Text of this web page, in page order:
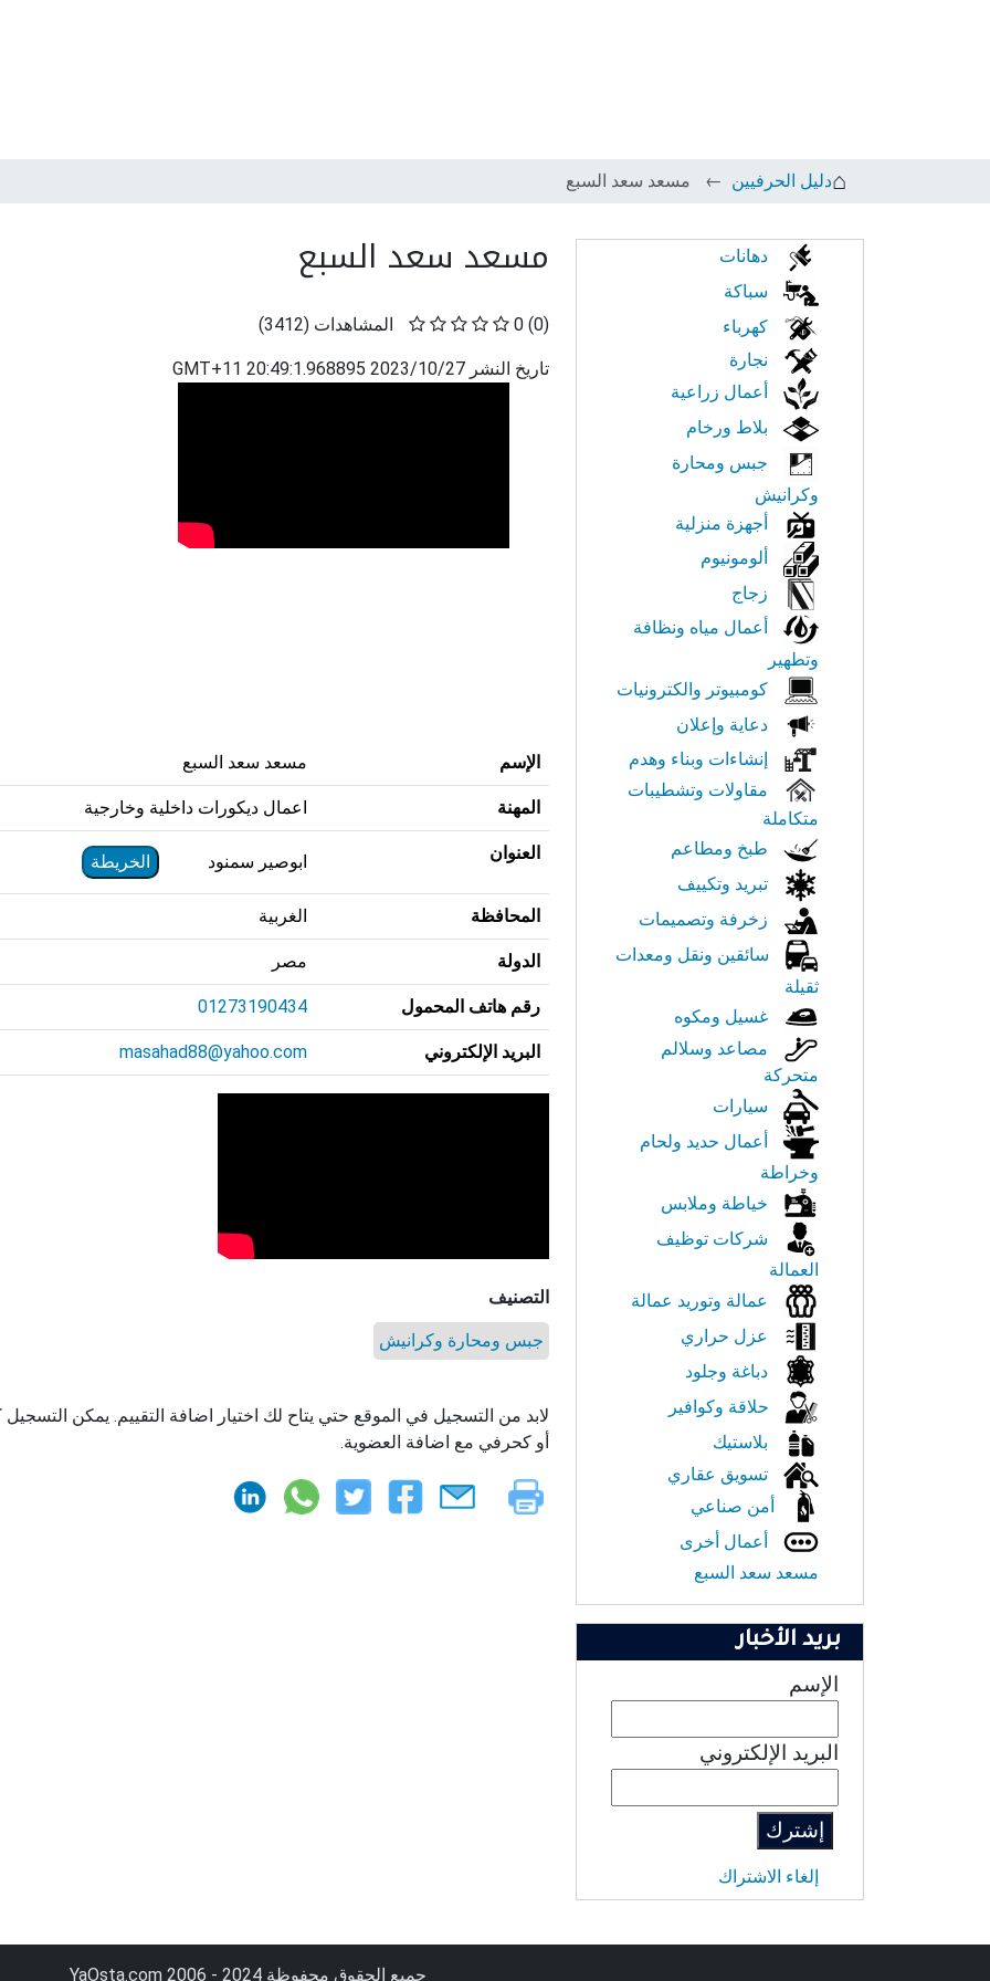
دليل الحرفيين مسعد سعد السبع
مسعد سعد السبع
(0)
0 المشاهدات (
3412
)
تاريخ النشر 2023/10/27 20:49:1.968895 GMT+11
الإسم مسعد سعد السبع
المهنة اعمال ديكورات داخلية وخارجية
العنوان ابوصير سمنود الخريطة
المحافظة الغربية
الدولة مصر
رقم هاتف المحمول 01273190434
البريد الإلكتروني masahad88@yahoo.com
التصنيف
جبس ومحارة وكرانيش
لابد من التسجيل في الموقع حتي يتاح لك اختيار اضافة التقييم. يمكن
أو كحرفي مع اضافة العضوية.
الابحار
النت
دهانات
سباكة
كهرباء
نجارة
أعمال زراعية
بلاط ورخام
جبس ومحارة
وكرانيش
أجهزة منزلية
ألومونيوم
زجاج
أعمال مياه ونظافة
وتطهير
كومبيوتر والكترونيات
دعاية وإعلان
إنشاءات وبناء وهدم
مقاولات وتشطيبات
متكاملة
طبخ ومطاعم
تبريد وتكييف
زخرفة وتصميمات
سائقين ونقل ومعدات
ثقيلة
غسيل ومكوه
مصاعد وسلالم
متحركة
سيارات
أعمال حديد ولحام
وخراطة
خياطة وملابس
شركات توظيف
العمالة
عمالة وتوريد عمالة
عزل حراري
دباغة وجلود
حلاقة وكوافير
بلاستيك
تسويق عقاري
أمن صناعي
أعمال أخرى
مسعد سعد السبع
بريد الأخبار
الإسم
البريد الإلكتروني
إلغاء الاشتراك
جميع الحقوق محفوظة YaOsta.com 2006 - 2024